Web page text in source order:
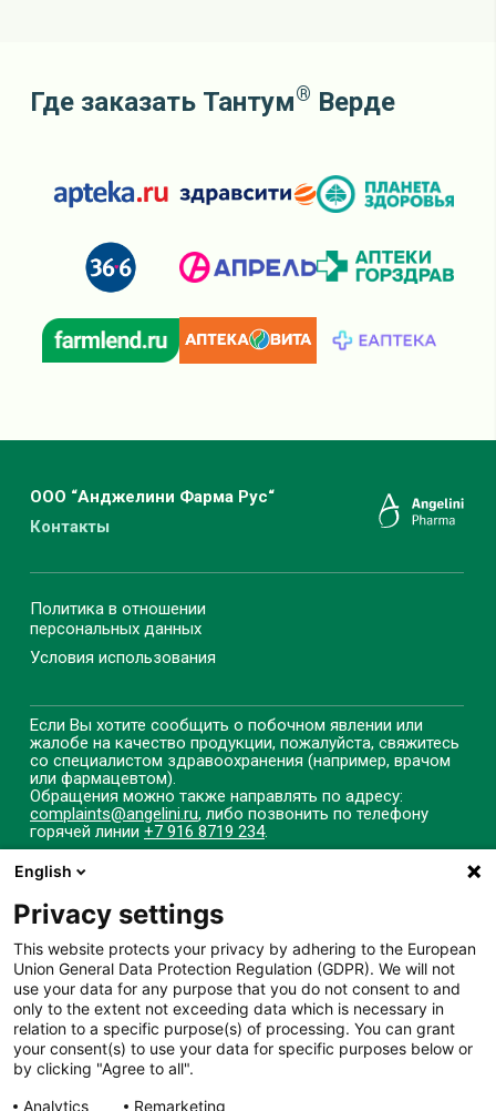
Где заказать Тантум® Верде
ООО “Анджелини Фарма Рус“
Контакты
Политика в отношении
персональных данных
Условия использования
Если Вы хотите сообщить о побочном явлении или
жалобе на качество продукции, пожалуйста, свяжитесь
со специалистом здравоохранения (например, врачом
или фармацевтом).
Обращения можно также направлять по адресу:
complaints@angelini.ru, либо позвонить по телефону
горячей линии +7 916 8719 234.
ИМЕЮТСЯ
ПРОТИВОПОКАЗАНИЯ.
НЕОБХОДИМО
ОЗНАКОМИТЬСЯ С
ИНСТРУКЦИЕЙ ПО
English
Privacy settings
This website protects your privacy by adhering to the European
Union General Data Protection Regulation (GDPR). We will not
use your data for any purpose that you do not consent to and
only to the extent not exceeding data which is necessary in
relation to a specific purpose(s) of processing. You can grant
your consent(s) to use your data for specific purposes below or
by clicking "Agree to all".
Analytics
Remarketing